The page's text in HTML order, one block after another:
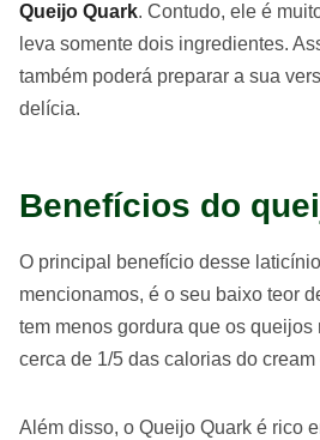
Queijo Quark. Contudo, ele é
leva somente dois ingredientes.
também poderá preparar a sua
delícia.
Benefícios do
O principal benefício desse
mencionamos, é o seu baixo teor
tem menos gordura que os
cerca de 1/5 das calorias do cream
Além disso, o Queijo Quark é rico